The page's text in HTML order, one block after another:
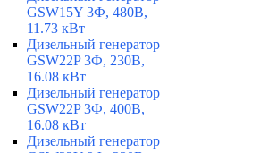
GSW15Y 3Ф, 480В,
11.73 кВт
Дизельный генератор
GSW22P 3Ф, 230В,
16.08 кВт
Дизельный генератор
GSW22P 3Ф, 400В,
16.08 кВт
Дизельный генератор